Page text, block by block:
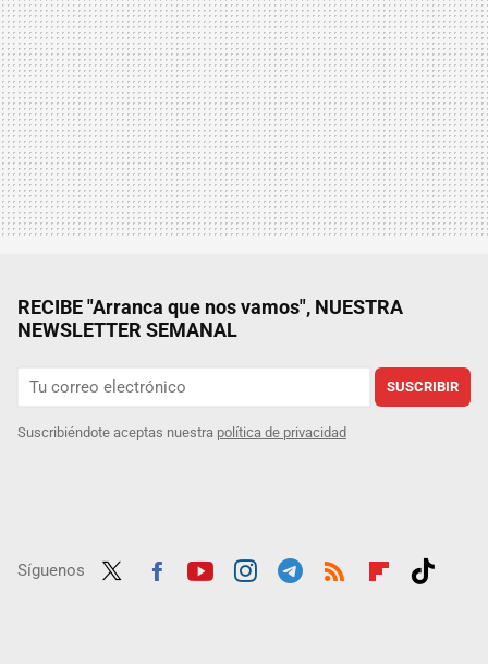
RECIBE "Arranca que nos vamos", NUESTRA
NEWSLETTER SEMANAL
SUSCRIBIR
Suscribiéndote aceptas nuestra política de privacidad
Síguenos